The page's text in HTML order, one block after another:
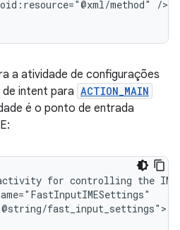
method"
/>
a atividade de configurações
intent para ACTION_MAIN
é o ponto de entrada
for controlling the IME